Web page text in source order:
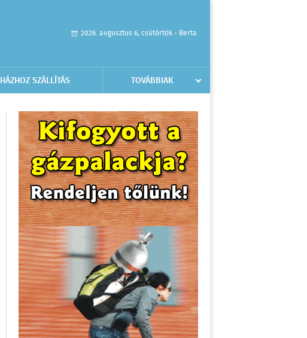
2026. augusztus 6, csütörtök - Berta
HÁZHOZ SZÁLLÍTÁS TOVÁBBIAK